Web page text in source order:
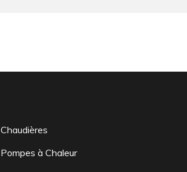
Chaudières
Pompes à Chaleur